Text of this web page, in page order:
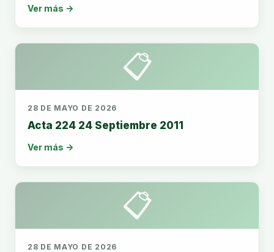
Ver más →
📋
28 DE MAYO DE 2026
Acta 224 24 Septiembre 2011
Ver más →
📋
28 DE MAYO DE 2026